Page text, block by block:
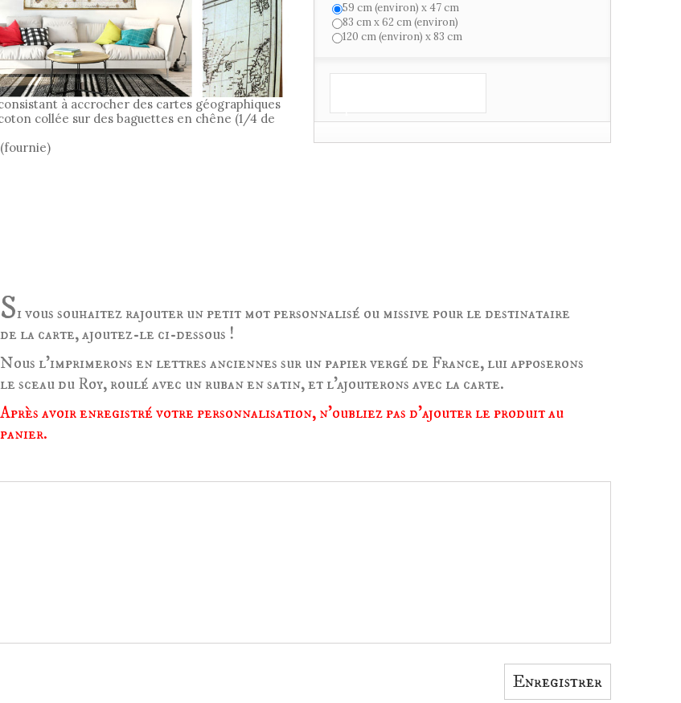
à accrocher des cartes géographiques
collée sur des baguettes en chêne (1/4 de
59 cm (environ) x 47 cm
83 cm x 62 cm (environ)
120 cm (environ) x 83 cm
Si vous souhaitez rajouter un petit mot personnalisé ou missive pour le destinataire
de la carte, ajoutez-le ci-dessous !
Nous l'imprimerons en lettres anciennes sur un papier vergé de France, lui apposerons
le sceau du Roy, roulé avec un ruban en satin, et l'ajouterons avec la carte.
Après avoir enregistré votre personnalisation, n'oubliez pas d'ajouter le produit au
panier.
Enregistrer